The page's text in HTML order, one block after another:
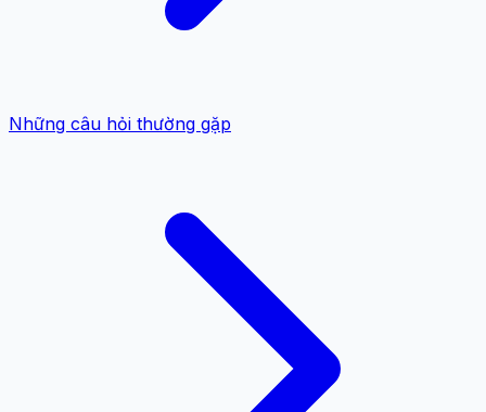
Những câu hỏi thường gặp